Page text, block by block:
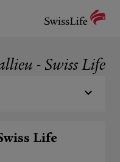
- Swiss Life
Life